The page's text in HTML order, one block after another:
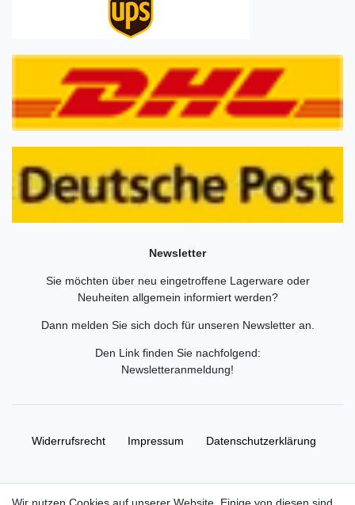
Newsletter
Sie möchten über neu eingetroffene Lagerware oder
Neuheiten allgemein informiert werden?
Dann melden Sie sich doch für unseren Newsletter an.
Den Link finden Sie nachfolgend:
Newsletteranmeldung!
Widerrufs­recht Impressum Daten­schutz­erklärung